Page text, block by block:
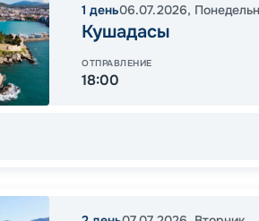
1 день06.07.2026,
Кушадасы
ОТПРАВЛЕНИЕ
18:00